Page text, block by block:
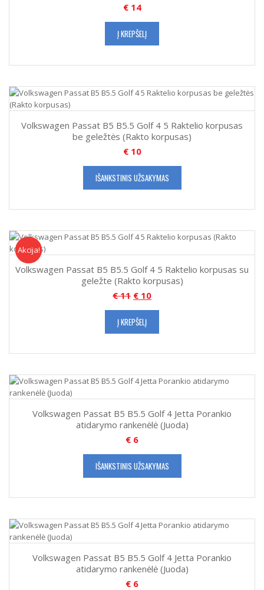
€14
Į KREPŠELĮ
Volkswagen Passat B5 B5.5 Golf 4 5 Raktelio korpusas
be geležtės (Rakto korpusas)
€10
IŠANKSTINIS UŽSAKYMAS
Akcija
Akcija!
Volkswagen Passat B5 B5.5 Golf 4 5 Raktelio korpusas su
geležte (Rakto korpusas)
€11 € 10
Į KREPŠELĮ
Volkswagen Passat B5 B5.5 Golf 4 Jetta Porankio
atidarymo rankenėlė (Juoda)
€ 6
IŠANKSTINIS UŽSAKYMAS
Volkswagen Passat B5 B5.5 Golf 4 Jetta Porankio
atidarymo rankenėlė (Juoda)
€ 6